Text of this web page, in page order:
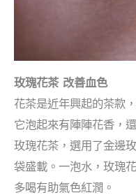
玫瑰花茶 改善血色
花茶是近年興起的茶款
它泡起來有陣陣花香，
玫瑰花茶，選用了金邊
袋盛載。一泡水，玫瑰
多喝有助氣色紅潤。